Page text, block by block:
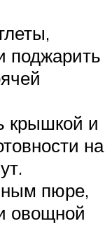
поджарить
крышкой и
на
пюре,
овощной